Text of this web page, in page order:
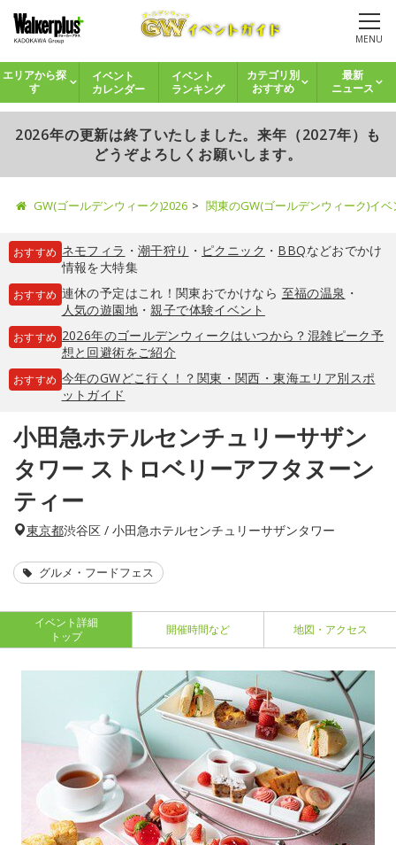
MENU
エリアから探
す
イベント
カレンダー
イベント
ランキング
カテゴリ別
おすすめ
最新
ニュース
2026年の更新は終了いたしました。来年（2027年）も
どうぞよろしくお願いします。
GW(ゴールデンウィーク)2026 関東のGW(ゴールデンウィーク)イ
おすすめ ネモフィラ ・ 潮干狩り ・ ピクニック ・ BBQなどおでかけ
情報を大特集
おすすめ 連休の予定はこれ！関東おでかけなら 至福の温泉 ・
人気の遊園地・親子で体験イベント
おすすめ 2026年のゴールデンウィークはいつから？混雑ピーク予
想と回避術をご紹介
おすすめ 今年のGWどこ行く！？関東・関西・東海エリア別スポ
ットガイド
小田急ホテルセンチュリーサザン
タワー ストロベリーアフタヌーン
ティー
東京都渋谷区 / 小田急ホテルセンチュリーサザンタワー
グルメ・フードフェス
イベント詳細
トップ
開催時間など 地図・アクセス